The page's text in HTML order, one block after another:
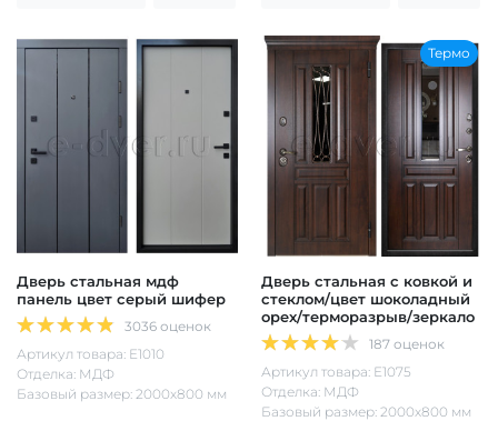
Дверь стальная мдф
панель цвет серый шифер
3036 оценок
Артикул товара: Е1010
Отделка: МДФ
Базовый размер: 2000х800 мм
Термо
Дверь стальная с ковкой и
стеклом/цвет шоколадный
орех/терморазрыв/зеркало
187 оценок
Артикул товара: Е1075
Отделка: МДФ
Базовый размер: 2000х800 мм